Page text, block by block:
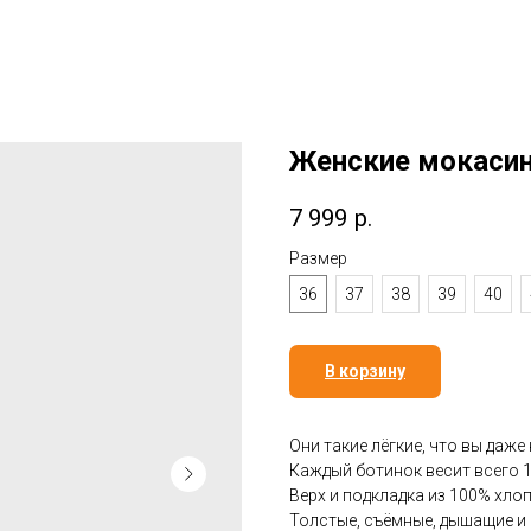
Женские
7 999 р.
Размер
36
37 38 39 40
В корзину
Они такие лёгкие, что вы даже
Каждый ботинок весит всего
Верх и подкладка из 100%
Толстые, съёмные, дышащие